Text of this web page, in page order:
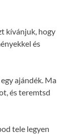
kívánjuk, hogy
és
ajándék. Ma
és teremtsd
tele legyen